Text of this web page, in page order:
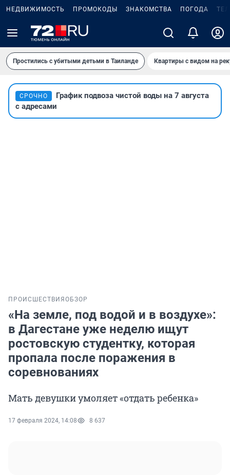
НЕДВИЖИМОСТЬ ПРОМОКОДЫ ЗНАКОМСТВА ПОГОДА
Простились с убитыми детьми в Таиланде Квартиры с видом на
СРОЧНО
График подвоза чистой воды на 7 августа
с адресами
ПРОИСШЕСТВИЯ ОБЗОР
«На земле, под водой и в воздухе»:
в Дагестане уже неделю ищут
ростовскую студентку, которая
пропала после поражения в
соревнованиях
Мать девушки умоляет «отдать ребенка»
17 февраля 2024, 14:08 8 637